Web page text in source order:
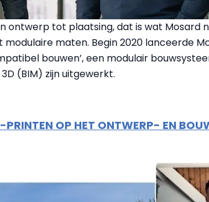
ontwerp tot plaatsing, dat is wat Mosard
maten. Begin 2020 lanceerde
bouwen’, een modulair
(BIM) zijn uitgewerkt.
OP HET ONTWERP- EN